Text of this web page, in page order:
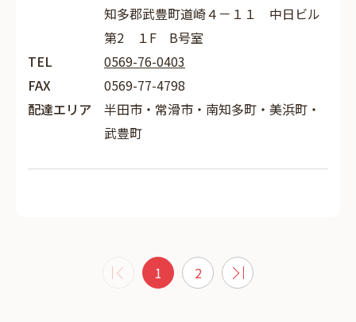
知多郡武豊町道崎４－１１ 中日ビル
第2 １F B号室
TEL
0569-76-0403
FAX
0569-77-4798
配達エリア
半田市・常滑市・南知多町・美浜町・
武豊町
1 2